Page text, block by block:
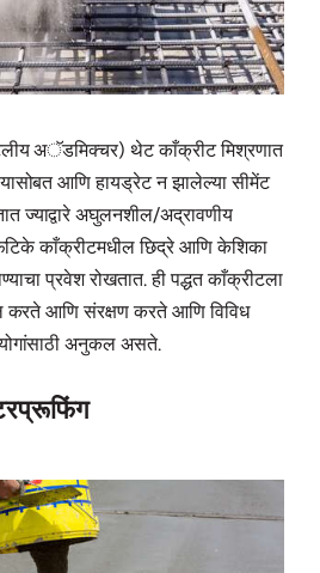
अॅडमिक्चर) थेट काँक्रीट मिश्रणात
आणि हायड्रेट न झालेल्या सीमेंट
ज्याद्वारे अघुलनशील/अद्रावणीय
काँक्रीटमधील छिद्रे आणि केशिका
प्रवेश रोखतात. ही पद्धत काँक्रीटला
करते आणि संरक्षण करते आणि विविध
अनुकल असते.